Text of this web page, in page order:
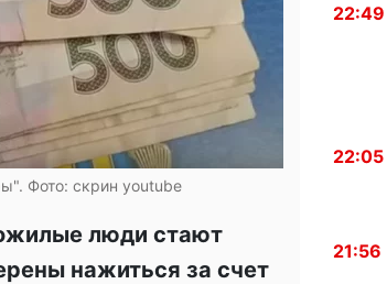
Фото: скрин youtube
люди стают
нажиться за счет
22:49
22:05
21:56